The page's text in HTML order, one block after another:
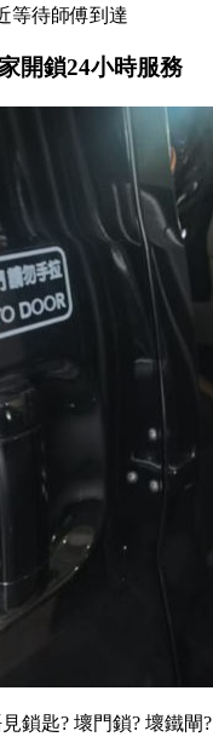
等待師傅到達
開鎖24小時服務
鎖匙? 壞門鎖? 壞鐵閘?